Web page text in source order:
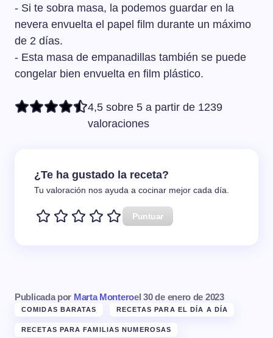
- Si te sobra masa, la podemos guardar en la
nevera envuelta el papel film durante un máximo
de 2 días.
- Esta masa de empanadillas también se puede
congelar bien envuelta en film plástico.
4,5 sobre 5 a partir de 1239
valoraciones
¿Te ha gustado la receta?
Tu valoración nos ayuda a cocinar mejor cada día.
Puntuar
Publicada por Marta Monteroel 30 de enero de 2023
COMIDAS BARATAS RECETAS PARA EL DÍA A DÍA
RECETAS PARA FAMILIAS NUMEROSAS